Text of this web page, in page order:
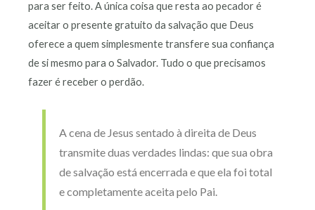
para ser feito. A única coisa que resta ao pecador é
aceitar o presente gratuito da salvação que Deus
oferece a quem simplesmente transfere sua confiança
de si mesmo para o Salvador. Tudo o que precisamos
fazer é receber o perdão.
A cena de Jesus sentado à direita de Deus
transmite duas verdades lindas: que sua obra
de salvação está encerrada e que ela foi total
e completamente aceita pelo Pai.